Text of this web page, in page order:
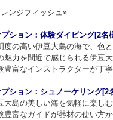
ンジフィッシュ»
ション：体験ダイビング[2名
度の高い伊豆大島の海で、色
魅力を間近で感じられる伊豆
豊富なインストラクターが丁
ション：シュノーケリング[2
大島の美しい海を気軽に楽し
豊富なガイドが器材の使い方